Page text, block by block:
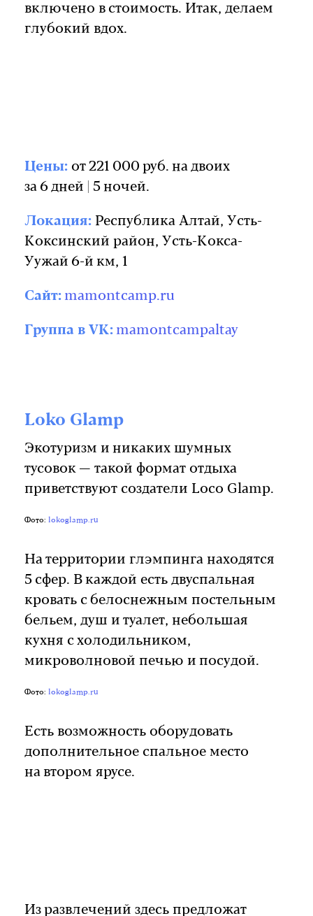
включено в стоимость. Итак, делаем
глубокий вдох.
Цены: от 221 000 руб. на двоих
за 6 дней | 5 ночей.
Локация: Республика Алтай, Усть-
Коксинский район, Усть-Кокса-
Уужай 6-й км, 1
Сайт: mamontcamp.ru
Группа в VK: mamontcampaltay
Loko Glamp
Экотуризм и никаких шумных
тусовок — такой формат отдыха
приветствуют создатели Loco Glamp.
Фото: lokoglamp.ru
На территории глэмпинга находятся
5 сфер. В каждой есть двуспальная
кровать с белоснежным постельным
бельем, душ и туалет, небольшая
кухня с холодильником,
микроволновой печью и посудой.
Фото: lokoglamp.ru
Есть возможность оборудовать
дополнительное спальное место
на втором ярусе.
Из развлечений здесь предложат